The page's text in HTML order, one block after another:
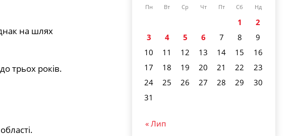
на шлях
трьох років.
Пн Вт Ср Чт Пт Сб Нд
1
2
3
4 5 6 7 8
9
10
11 12 13 14 15
16
17
18 19 20 21 22
23
24
25 26 27 28 29
30
31
« Лип